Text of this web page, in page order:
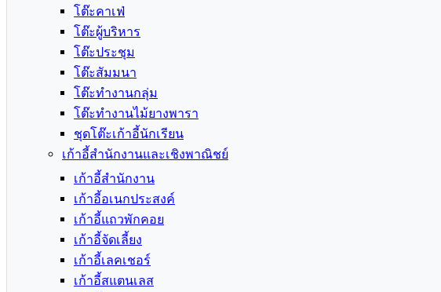
โต๊ะคาเฟ่
โต๊ะผู้บริหาร
โต๊ะประชุม
โต๊ะสัมมนา
โต๊ะทำงานกลุ่ม
โต๊ะทำงานไม้ยางพารา
ชุดโต๊ะเก้าอี้นักเรียน
เก้าอี้สำนักงานและเชิงพาณิชย์
เก้าอี้สำนักงาน
เก้าอี้อเนกประสงค์
เก้าอี้แถวพักคอย
เก้าอี้จัดเลี้ยง
เก้าอี้เลคเชอร์
เก้าอี้สแตนเลส